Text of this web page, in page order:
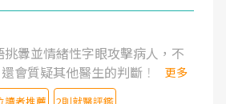
釁並情緒性字眼攻擊病人，不
會質疑其他醫生的判斷！
更多
讀者推薦 2則就醫評鑑